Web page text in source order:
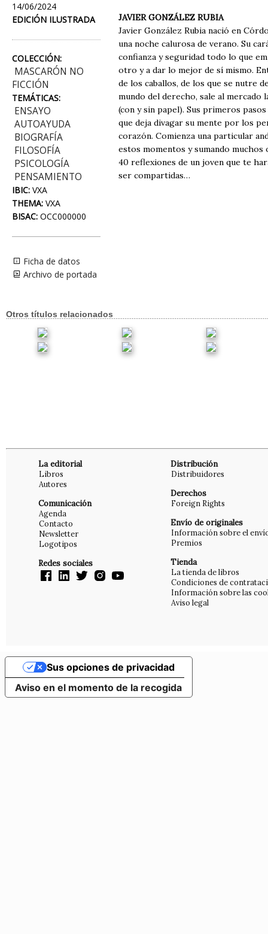
14/06/2024
EDICIÓN ILUSTRADA
COLECCIÓN:
MASCARÓN NO
FICCIÓN
TEMÁTICAS:
ENSAYO
AUTOAYUDA
BIOGRAFÍA
FILOSOFÍA
PSICOLOGÍA
PENSAMIENTO
IBIC: VXA
THEMA: VXA
BISAC: OCC000000
Ficha de datos
Archivo de portada
JAVIER GONZÁLEZ RUBIA
Javier González Rubia nació en
una noche calurosa de verano. Su
confianza y seguridad todo lo que
otro y a dar lo mejor de sí mismo.
de los caballos, de los que se nutre
mundo del derecho, sale al mercado
(con y sin papel). Sus primeros
que deja divagar su mente por los
corazón. Comienza una particular
estos momentos y sumando muchos
40 reflexiones de un joven que te
ser compartidas…
Otros títulos relacionados
La editorial
Libros
Autores
Comunicación
Agenda
Contacto
Newsletter
Logotipos
Redes sociales
Distribución
Distribuidores
Derechos
Foreign Rights
Envío de originales
Información sobre el
Premios
Tienda
La tienda de libros
Condiciones de
Información sobre las
Aviso legal
Aviso en el momento de la recogida
Sus opciones de privacidad